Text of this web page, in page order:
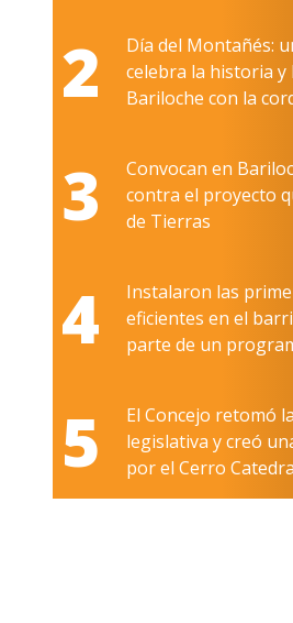
2
Día del Montañés:
celebra la historia y
Bariloche con la
3
Convocan en
contra el proyecto
de Tierras
4
Instalaron las
eficientes en el
parte de un
5
El Concejo retomó
legislativa y creó
por el Cerro